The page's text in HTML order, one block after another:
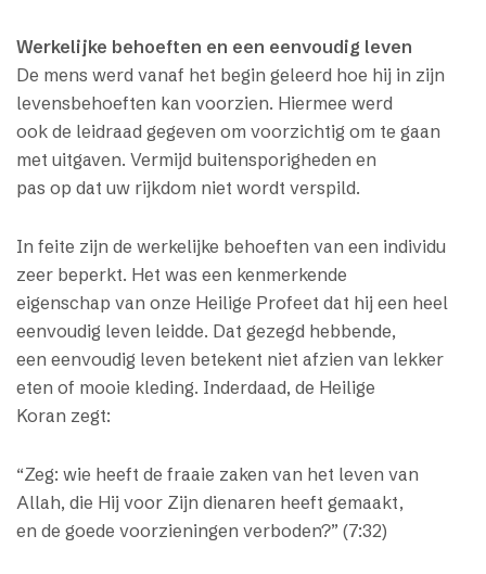
Werkelijke behoeften en een eenvoudig leven
De mens werd vanaf het begin geleerd hoe hij in zijn
levensbehoeften kan voorzien. Hiermee werd
ook de leidraad gegeven om voorzichtig om te gaan
met uitgaven. Vermijd buitensporigheden en
pas op dat uw rijkdom niet wordt verspild.
In feite zijn de werkelijke behoeften van een individu
zeer beperkt. Het was een kenmerkende
eigenschap van onze Heilige Profeet dat hij een heel
eenvoudig leven leidde. Dat gezegd hebbende,
een eenvoudig leven betekent niet afzien van lekker
eten of mooie kleding. Inderdaad, de Heilige
Koran zegt:
“Zeg: wie heeft de fraaie zaken van het leven van
Allah, die Hij voor Zijn dienaren heeft gemaakt,
en de goede voorzieningen verboden?” (7:32)